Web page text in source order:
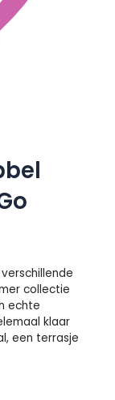
collectie
echte
klaar
een terrasje